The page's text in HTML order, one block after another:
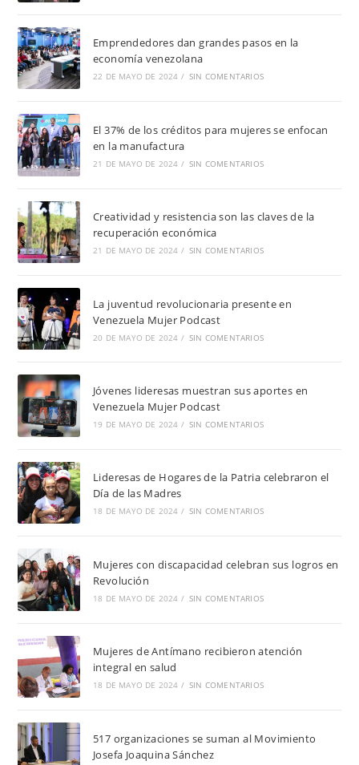
Emprendedores dan grandes pasos en la
economía venezolana
22 DE MAYO DE 2024 / SIN COMENTARIOS
El 37% de los créditos para mujeres se enfocan
en la manufactura
21 DE MAYO DE 2024 / SIN COMENTARIOS
Creatividad y resistencia son las claves de la
recuperación económica
21 DE MAYO DE 2024 / SIN COMENTARIOS
La juventud revolucionaria presente en
Venezuela Mujer Podcast
20 DE MAYO DE 2024 / SIN COMENTARIOS
Jóvenes lideresas muestran sus aportes en
Venezuela Mujer Podcast
19 DE MAYO DE 2024 / SIN COMENTARIOS
Lideresas de Hogares de la Patria celebraron el
Día de las Madres
18 DE MAYO DE 2024 / SIN COMENTARIOS
Mujeres con discapacidad celebran sus logros en
Revolución
18 DE MAYO DE 2024 / SIN COMENTARIOS
Mujeres de Antímano recibieron atención
integral en salud
18 DE MAYO DE 2024 / SIN COMENTARIOS
517 organizaciones se suman al Movimiento
Josefa Joaquina Sánchez